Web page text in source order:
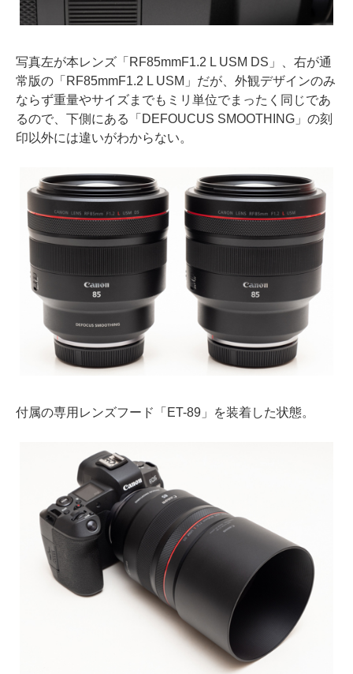
写真左が本レンズ「RF85mmF1.2 L USM DS」、右が通
常版の「RF85mmF1.2 L USM」だが、外観デザインのみ
ならず重量やサイズまでもミリ単位でまったく同じであ
るので、下側にある「DEFOUCUS SMOOTHING」の刻
印以外には違いがわからない。
付属の専用レンズフード「ET-89」を装着した状態。